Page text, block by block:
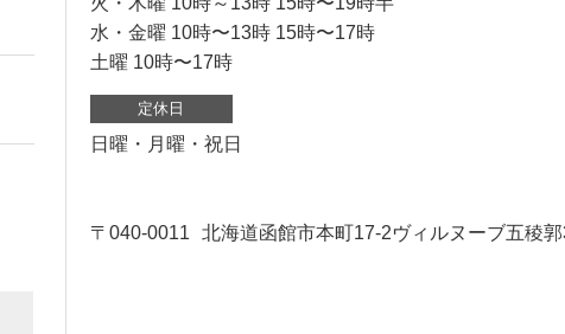
水・金曜 10時〜13時 15時〜17時
土曜 10時〜17時
定休日
日曜・月曜・祝日
〒040-0011 北海道函館市本町17-2ヴィルヌーブ五稜